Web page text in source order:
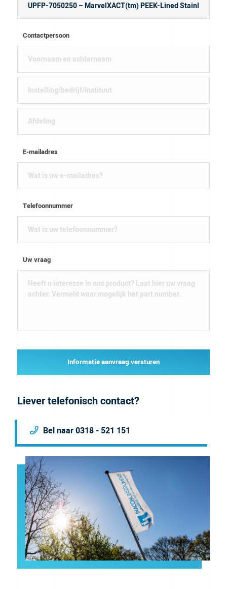
Contactpersoon
E-mailadres
Telefoonnummer
Uw vraag
Informatie aanvraag versturen
Liever telefonisch contact?
Bel naar 0318 - 521 151